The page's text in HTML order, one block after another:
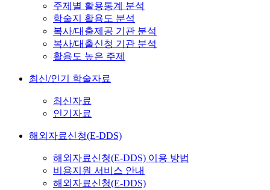
주제별 활용통계 분석
학술지 활용도 분석
복사/대출제공 기관 분석
복사/대출신청 기관 분석
활용도 높은 주제
최신/인기 학술자료
최신자료
인기자료
해외자료신청(E-DDS)
해외자료신청(E-DDS) 이용 방법
비용지원 서비스 안내
해외자료신청(E-DDS)